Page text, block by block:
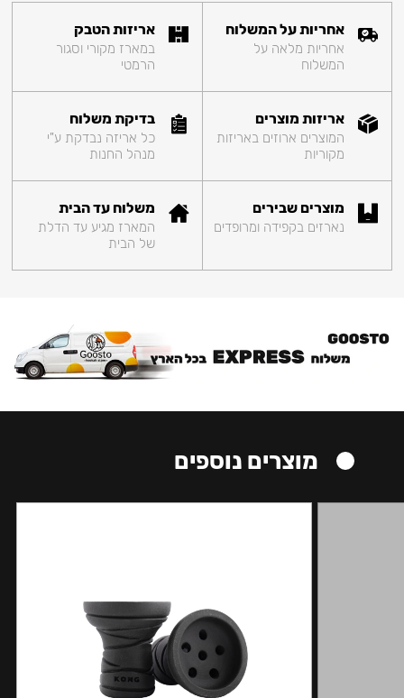
אחריות על המשלוח
אחריות מלאה על
המשלוח
אריזות הטבק
במארז מקורי וסגור
הרמטי
אריזות מוצרים
המוצרים ארוזים באריזות
מקוריות
בדיקת משלוח
כל אריזה נבדקת ע"י
מנהל החנות
מוצרים שבירים
נארזים בקפידה ומרופדים
משלוח עד הבית
המארז מגיע עד הדלת
של הבית
מוצרים נוספים